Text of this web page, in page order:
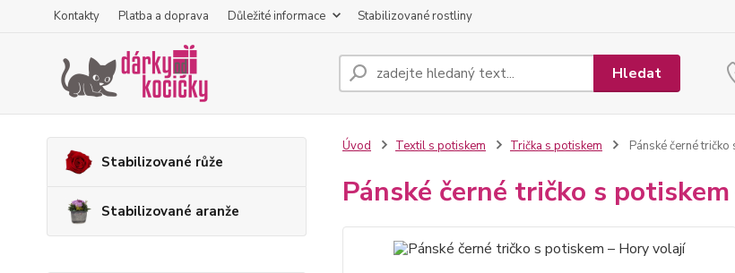
Kontakty Platba a doprava Důležité informace Stabilizované rostliny
Hledat
Stabilizované růže
Stabilizované aranže
Úvod Textil s potiskem Trička s potiskem Pánské černé
Pánské černé tričko s